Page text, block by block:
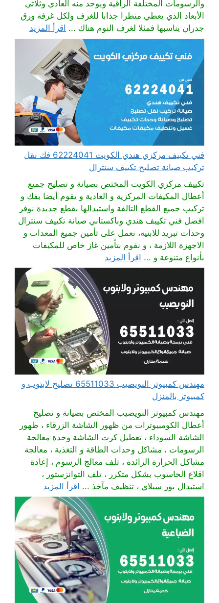
والرسومات المختلفة الراقية ويوجد منه العادي وثلاثي
الأبعاد الذي يعطي منظرا جذابا للغرف ولكل غرفة ورق
جدران يناسبها فمثلا لغرف النوم هناك ... اقرأ المزيد
فني تكييف مركزي هندي الكويت 62224041 فك نقل
تركيب صيانة تصليح تكييف سنترال
تكييف مركزي الكويت المختص بصيانة و تصليح جميع
أعطال المكيفات المركزية و العادية و يقوم أيضا بفك و
تركيب جميع القطع التالفة واستبدالها بقطع جديدة نوفر
افضل فني تكييف هندي وباكستاني صيانة تكييف سنترال
وحدات تبريد للابنية، نعمل على تأمين جميع المعدات و
الاجهزة اللازمة ، و نقوم بتأمين غاز خاص للمكيفات
بأنواع متنوعة و ... اقرأ المزيد
مهندس كمبيوتر النويصيب 65511033 تصليح لابتوب و
كمبيوتر بالمنزل
مهندس كمبيوتر النويصيب المختص بصيانة و تصليح
أعطال الكومبيوترات من ظهور الشاشة الزرقاء ، ظهور
الشاشة السوداء ، تعطيل كرت الشاشة وحدة معالجة
الرسومات ، مشاكل وحدات الطاقة و التغذية ، معالجة
مشاكل الحرارة الزائدة ، تلف معالج الرسوم ، إعادة
اقلاع الحاسوب بشكل متكرر ، تلف التوانزستور ،
استبدال بور سبلاي ، تنظيف مآخذ ... اقرأ المزيد